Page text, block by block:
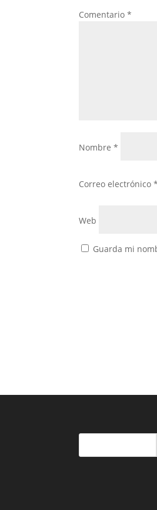
Comentario*
Nombre*
Correo electrónico*
Web
Guarda mi